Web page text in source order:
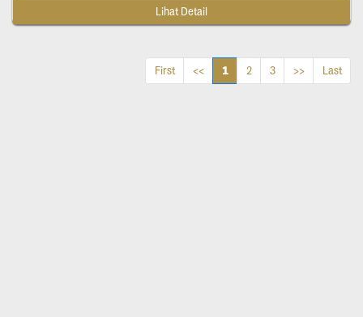
Lihat Detail
First << 1 2 3 >> Last